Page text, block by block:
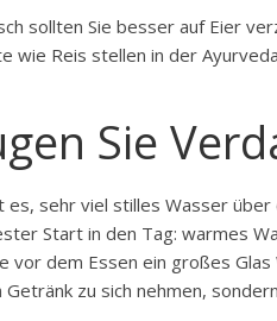
sollten Sie besser auf Eier
wie Reis stellen in der
Sie
es, sehr viel stilles Wasser
Start in den Tag: warmes
vor dem Essen ein großes
Getränk zu sich nehmen,